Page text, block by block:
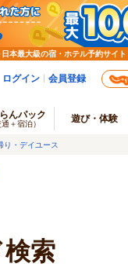
本最大級の宿・ホテル予約サイト
ログイン 会員登録
んパック
通＋宿泊） 遊び・体験
り・デイユース
索